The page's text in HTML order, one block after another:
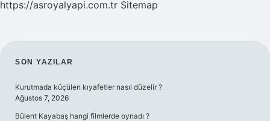
https://asroyalyapi.com.tr Sitemap
SIDEBAR
SON YAZILAR
Kurutmada küçülen kıyafetler nasıl düzelir ?
Ağustos 7, 2026
Bülent Kayabaş hangi filmlerde oynadı ?